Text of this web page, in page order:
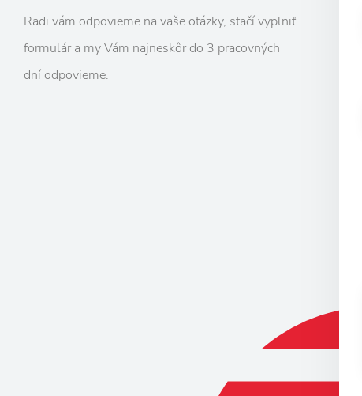
Radi vám odpovieme na vaše otázky, stačí vyplniť
formulár a my Vám najneskôr do 3 pracovných
dní odpovieme.